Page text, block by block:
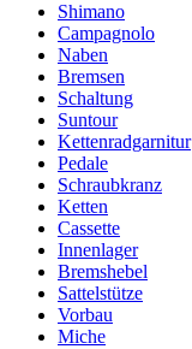
Shimano
Campagnolo
Naben
Bremsen
Schaltung
Suntour
Kettenradgarnitur
Pedale
Schraubkranz
Ketten
Cassette
Innenlager
Bremshebel
Sattelstütze
Vorbau
Miche